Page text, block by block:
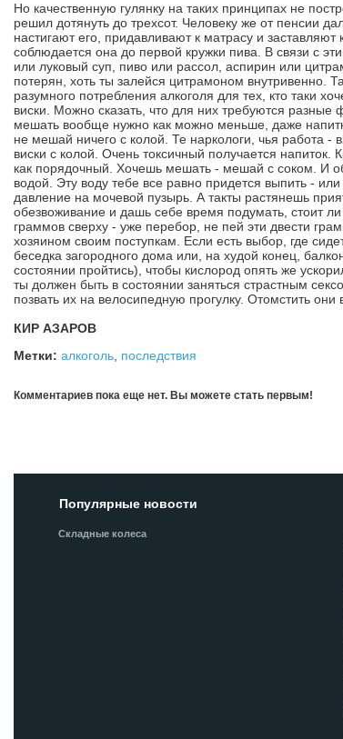
Но качественную гулянку на таких принципах не
решил дотянуть до трехсот. Человеку же от пенсии
настигают его, придавливают к матрасу и
соблюдается она до первой кружки пива. В связи с
или луковый суп, пиво или рассол, аспирин или
потерян, хоть ты залейся цитрамоном внутривенно.
разумного потребления алкоголя для тех, кто таки
виски. Можно сказать, что для них требуются
мешать вообще нужно как можно меньше, даже
не мешай ничего с колой. Те наркологи, чья работа
виски с колой. Очень токсичный получается напиток.
как порядочный. Хочешь мешать - мешай с соком. И
водой. Эту воду тебе все равно придется выпить -
давление на мочевой пузырь. А такты растянешь
обезвоживание и дашь себе время подумать, стоит
граммов сверху - уже перебор, не пей эти двести
хозяином своим поступкам. Если есть выбор, где
беседка загородного дома или, на худой конец,
состоянии пройтись), чтобы кислород опять же
ты должен быть в состоянии заняться страстным
позвать их на велосипедную прогулку. Отомстить они
КИР АЗАРОВ
Метки: алкоголь, последствия
Комментариев пока еще нет. Вы можете стать первым!
Популярные новости
Складные колеса